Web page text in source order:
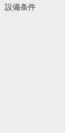
設備条件